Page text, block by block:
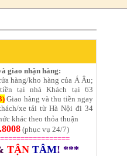
giao nhận hàng:
hàng/kho hàng của Á Âu;
tại nhà Khách tại 63
Giao hàng và thu tiền ngay
xe tải từ Hà Nội đi 34
khác theo thỏa thuận
(phục vụ 24/7)
TẬN TÂM! ***